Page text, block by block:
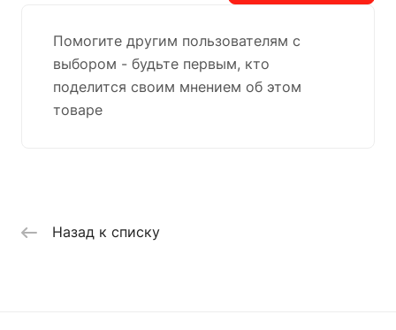
Помогите другим пользователям с
выбором - будьте первым, кто
поделится своим мнением об этом
товаре
Назад к списку